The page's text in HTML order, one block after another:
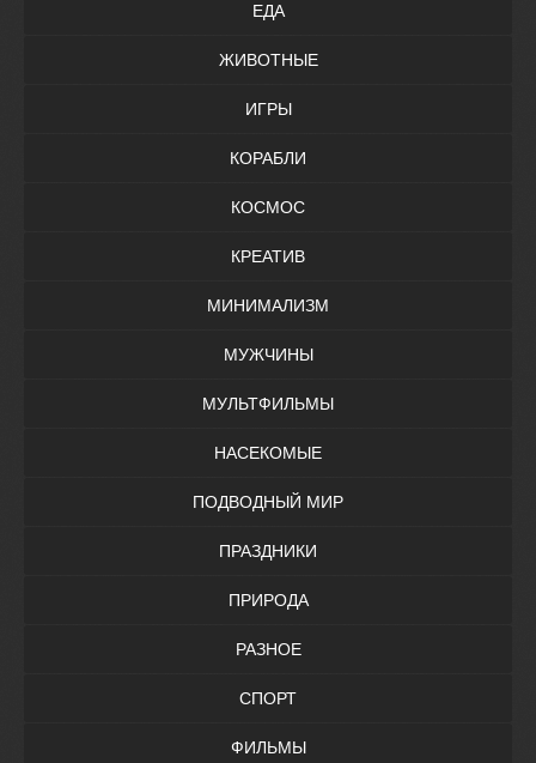
ЕДА
ЖИВОТНЫЕ
ИГРЫ
КОРАБЛИ
КОСМОС
КРЕАТИВ
МИНИМАЛИЗМ
МУЖЧИНЫ
МУЛЬТФИЛЬМЫ
НАСЕКОМЫЕ
ПОДВОДНЫЙ МИР
ПРАЗДНИКИ
ПРИРОДА
РАЗНОЕ
СПОРТ
ФИЛЬМЫ